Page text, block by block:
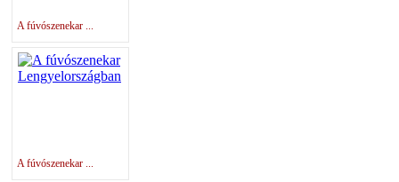
A fúvószenekar ...
A fúvószenekar ...